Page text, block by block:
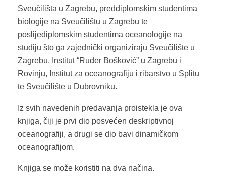
Sveučilišta u Zagrebu, preddiplomskim studentima
biologije na Sveučilištu u Zagrebu te
poslijediplomskim studentima oceanologije na
studiju što ga zajednički organiziraju Sveučilište u
Zagrebu, Institut “Ruđer Bošković” u Zagrebu i
Rovinju, Institut za oceanografiju i ribarstvo u Splitu
te Sveučilište u Dubrovniku.
Iz svih navedenih predavanja proistekla je ova
knjiga, čiji je prvi dio posvećen deskriptivnoj
oceanografiji, a drugi se dio bavi dinamičkom
oceanografijom.
Knjiga se može koristiti na dva načina.